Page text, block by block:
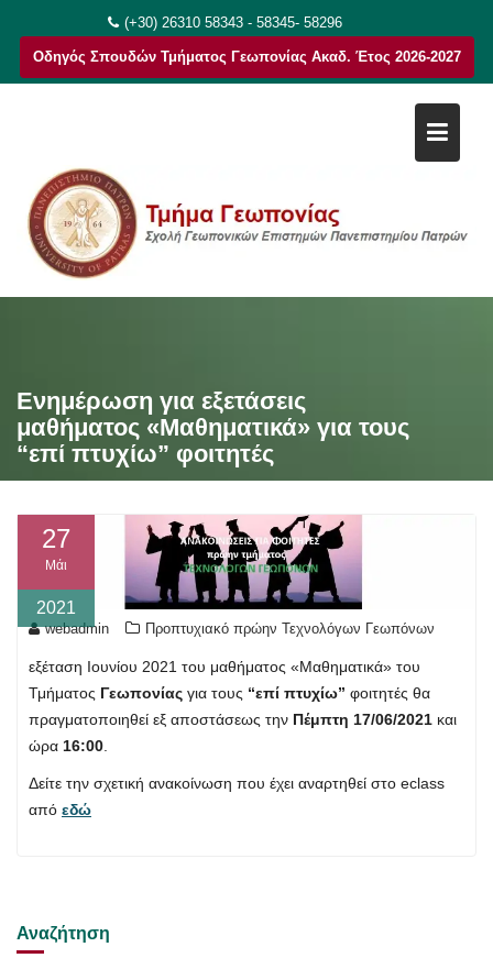
στο
περιεχόμενο
(+30) 26310 58343 - 58345- 58296
Οδηγός Σπουδών Τμήματος Γεωπονίας Ακαδ. Έτος 2026-2027
Ενημέρωση για εξετάσεις
μαθήματος «Μαθηματικά» για τους
“επί πτυχίω” φοιτητές
27
Μάι
2021
webadmin Προπτυχιακό πρώην Τεχνολόγων Γεωπόνων
εξέταση Ιουνίου 2021 του μαθήματος «Μαθηματικά» του
Τμήματος Γεωπονίας για τους “επί πτυχίω” φοιτητές θα
πραγματοποιηθεί εξ αποστάσεως την Πέμπτη 17/06/2021 και
ώρα 16:00
Δείτε την σχετική ανακοίνωση που έχει αναρτηθεί στο eclass
από εδώ
Αναζήτηση